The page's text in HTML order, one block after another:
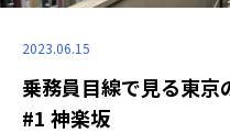
2023.06.15
乗務員目線で見る東京
#1 神楽坂